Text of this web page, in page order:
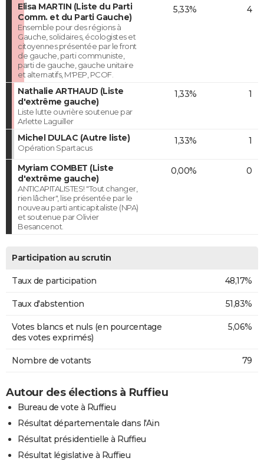
Elisa MARTIN (Liste du Parti
Comm. et du Parti Gauche)
Ensemble pour des régions à
Gauche, solidaires, écologistes et
citoyennes présentée par le front
de gauche, parti communiste,
parti de gauche, gauche unitaire
et alternatifs, M'PEP, PCOF.
5,33% 4
Nathalie ARTHAUD (Liste
d'extrême gauche)
Liste lutte ouvrière soutenue par
Arlette Laguiller
1,33% 1
Michel DULAC (Autre liste)
Opération Spartacus
1,33% 1
Myriam COMBET (Liste
d'extrême gauche)
ANTICAPITALISTES! "Tout changer,
rien lâcher", lise présentée par le
nouveau parti anticapitaliste (NPA)
et soutenue par Olivier
Besancenot.
0,00% 0
Participation au scrutin
Taux de participation 48,17%
Taux d'abstention 51,83%
Votes blancs et nuls (en pourcentage
des votes exprimés)
5,06%
Nombre de votants 79
Autour des élections à Ruffieu
Bureau de vote à Ruffieu
Résultat départementale dans l'Ain
Résultat présidentielle à Ruffieu
Résultat législative à Ruffieu